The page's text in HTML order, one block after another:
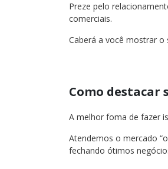
Preze pelo
comerciais.
Caberá a você mostrar o
Como destacar
A melhor foma de fazer
Atendemos o mercado
fechando ótimos